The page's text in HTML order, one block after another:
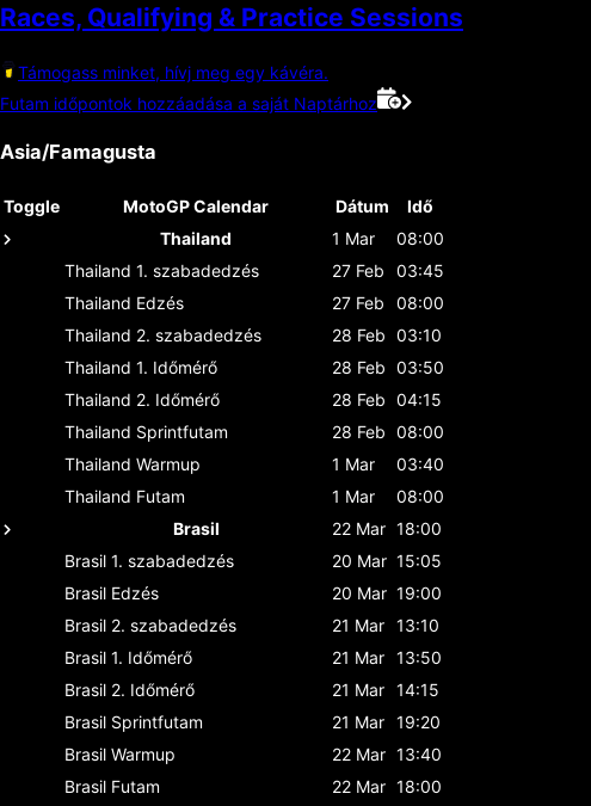
Races, Qualifying & Practice Sessions
Támogass minket, hívj meg egy kávéra.
Futam időpontok hozzáadása a saját Naptárhoz
Asia/Famagusta
Toggle MotoGP Calendar Dátum
Idő
Thailand
1 Mar
08:00
Thailand 1. szabadedzés 27 Feb
03:45
Thailand Edzés 27 Feb
08:00
Thailand 2. szabadedzés 28 Feb 03:10
Thailand 1. Időmérő 28 Feb 03:50
Thailand 2. Időmérő 28 Feb 04:15
Thailand Sprintfutam 28 Feb 08:00
Thailand Warmup 1 Mar
03:40
Thailand Futam 1 Mar
08:00
Brasil
22 Mar 18:00
Brasil 1. szabadedzés 20 Mar 15:05
Brasil Edzés 20 Mar 19:00
Brasil 2. szabadedzés 21 Mar 13:10
Brasil 1. Időmérő 21 Mar 13:50
Brasil 2. Időmérő 21 Mar 14:15
Brasil Sprintfutam 21 Mar 19:20
Brasil Warmup 22 Mar 13:40
Brasil Futam 22 Mar 18:00